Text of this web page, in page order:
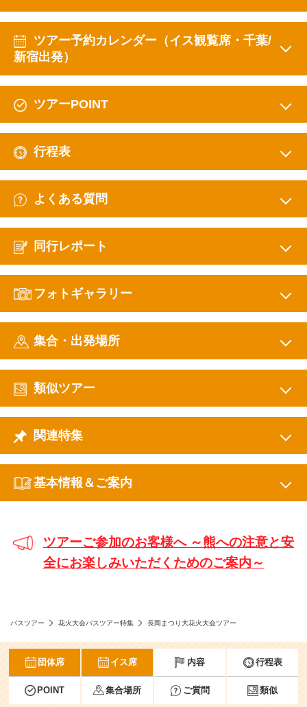
ツアー予約カレンダー（イス観覧席・千葉/
新宿出発）
ツアーPOINT
行程表
よくある質問
同行レポート
フォトギャラリー
集合・出発場所
類似ツアー
関連特集
基本情報＆ご案内
ツアーご参加のお客様へ ～熊への注意と安
全にお楽しみいただくためのご案内～
バスツアー 花火大会バスツアー特集 長岡まつり大花火大会ツアー
団体席 イス席 内容 行程表
POINT 集合場所 ご質問 類似